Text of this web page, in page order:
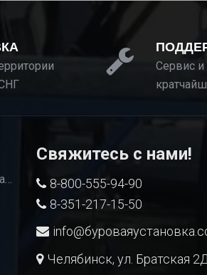
Сервис
Свяжитесь с нами!
8-800-555-94-90
8-351-217-15-50
Челябинск, ул. Братская 2Д